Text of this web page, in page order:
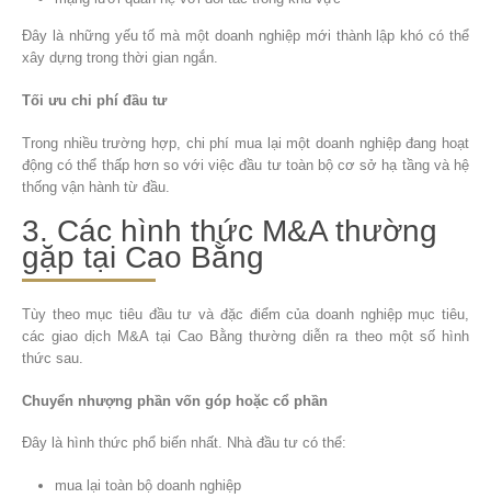
Đây là những yếu tố mà một doanh nghiệp mới thành lập khó có thể
xây dựng trong thời gian ngắn.
Tối ưu chi phí đầu tư
Trong nhiều trường hợp, chi phí mua lại một doanh nghiệp đang hoạt
động có thể thấp hơn so với việc đầu tư toàn bộ cơ sở hạ tầng và hệ
thống vận hành từ đầu.
3. Các hình thức M&A thường
gặp tại Cao Bằng
Tùy theo mục tiêu đầu tư và đặc điểm của doanh nghiệp mục tiêu,
các giao dịch M&A tại Cao Bằng thường diễn ra theo một số hình
thức sau.
Chuyển nhượng phần vốn góp hoặc cổ phần
Đây là hình thức phổ biến nhất. Nhà đầu tư có thể:
mua lại toàn bộ doanh nghiệp